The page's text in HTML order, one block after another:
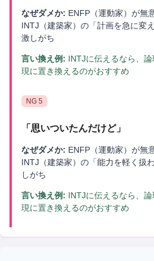
なぜダメか: ENFP（運動家）が無
INTJ（建築家）の「計画を急に変
激しがち
言い換え例: INTJに伝えるなら、
現に置き換えるのがおすすめ
NG 5
「 思いついたんだけど」
なぜダメか: ENFP（運動家）が無
INTJ（建築家）の「能力を軽く扱
しがち
言い換え例: INTJに伝えるなら、
現に置き換えるのがおすすめ